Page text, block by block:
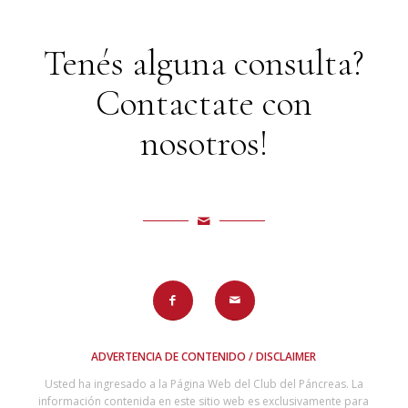
Tenés alguna consulta?
Contactate con
nosotros!
ADVERTENCIA DE CONTENIDO / DISCLAIMER
Usted ha ingresado a la Página Web del Club del Páncreas. La
información contenida en este sitio web es exclusivamente para